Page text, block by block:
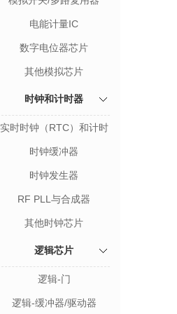
电能计量IC
数字电位器芯片
其他模拟芯片
时钟和计时器
实时时钟（RTC）和计时
器
时钟缓冲器
时钟发生器
RF PLL与合成器
其他时钟芯片
逻辑芯片
逻辑-门
逻辑-缓冲器/驱动器